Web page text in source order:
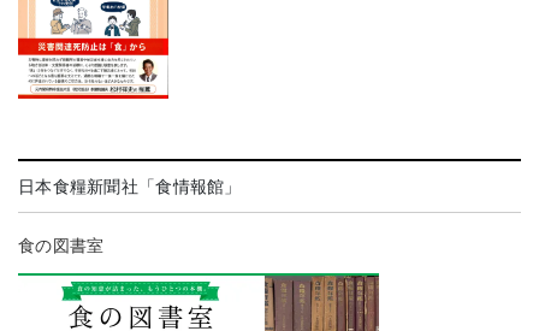
日本食糧新聞社「食情報館」
食の図書室